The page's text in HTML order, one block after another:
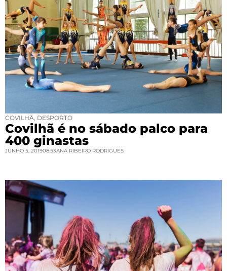
COVILHÃ, DESPORTO
Covilhã é no sábado palco para
400 ginastas
JUNHO 5, 201908:53ANA RIBEIRO RODRIGUES